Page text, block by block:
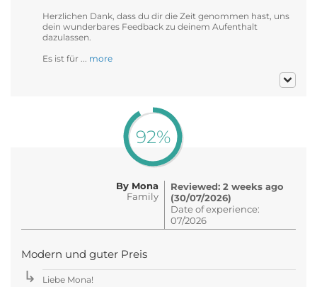
Herzlichen Dank, dass du dir die Zeit genommen hast, uns
dein wunderbares Feedback zu deinem Aufenthalt
dazulassen.
Es ist für ... more
92%
By Mona
Family
Reviewed: 2 weeks ago
(30/07/2026)
Date of experience:
07/2026
Modern und guter Preis
Liebe Mona!